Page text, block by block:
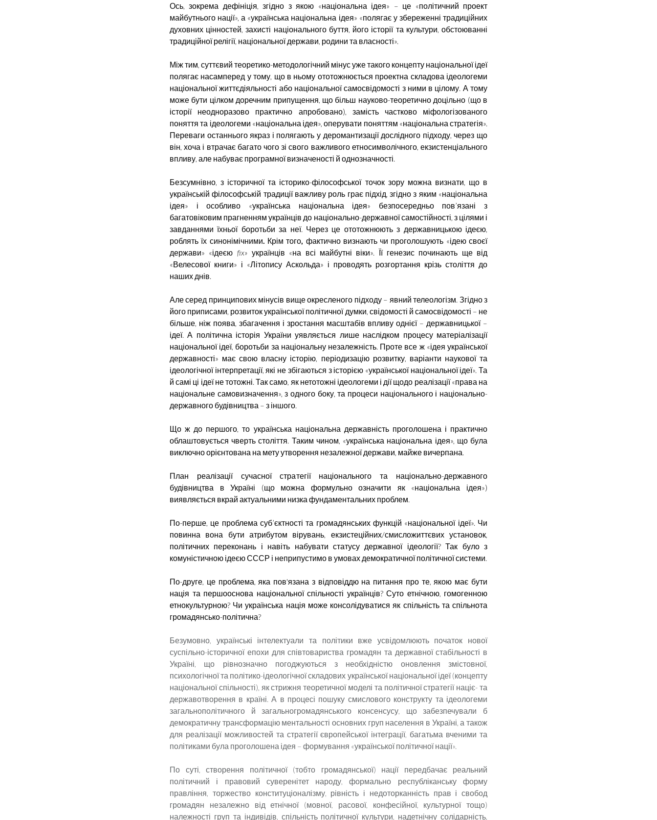
Ось, зокрема дефініція, згідно з якою «національна ідея» – це «політичний проект
майбутнього нації», а «українська національна ідея» «полягає у збереженні традиційних
духовних цінностей, захисті національного буття, його історії та культури, обстоюванні
традиційної релігії, національної держави, родини та власності».
Між тим, суттєвий теоретико-методологічний мінус уже такого концепту національної ідеї
полягає насамперед у тому, що в ньому ототожнюється проектна складова ідеологеми
національної життєдіяльності або національної самосвідомості з ними в цілому. А тому
може бути цілком доречним припущення, що більш науково-теоретично доцільно (що в
історії неодноразово практично апробовано), замість частково міфологізованого
поняття та ідеологеми «національна ідея», оперувати поняттям «національна стратегія».
Переваги останнього якраз і полягають у деромантизації дослідного підходу, через що
він, хоча і втрачає багато чого зі свого важливого етносимволічного, екзистенціального
впливу, але набуває програмної визначеності й однозначності.
Безсумнівно, з історичної та історико-філософської точок зору можна визнати, що в
українській філософській традиції важливу роль грає підхід, згідно з яким «національна
ідея» і особливо «українська національна ідея» безпосередньо пов’язані з
багатовіковим прагненням українців до національно-державної самостійності, з цілями і
завданнями їхньої боротьби за неї. Через це ототожнюють з державницькою ідеєю,
роблять їх синонімічними. Крім того, фактично визнають чи проголошують «ідею своєї
держави» «ідеєю fix» українців «на всі майбутні віки». Її генезис починають ще від
«Велесової книги» і «Літопису Аскольда» і проводять розгортання крізь століття до
наших днів.
Але серед принципових мінусів вище окресленого підходу – явний телеологізм. Згідно з
його приписами, розвиток української політичної думки, свідомості й самосвідомості – не
більше, ніж поява, збагачення і зростання масштабів впливу однієї – державницької –
ідеї. А політична історія України уявляється лише наслідком процесу матеріалізації
національної ідеї, боротьби за національну незалежність. Проте все ж «ідея української
державності» має свою власну історію, періодизацію розвитку, варіанти наукової та
ідеологічної інтерпретації, які не збігаються з історією «української національної ідеї». Та
й самі ці ідеї не тотожні. Так само, як нетотожні ідеологеми і дії щодо реалізації «права на
національне самовизначення», з одного боку, та процеси національного і національно-
державного будівництва – з іншого.
Що ж до першого, то українська національна державність проголошена і практично
облаштовується чверть століття. Таким чином, «українська національна ідея», що була
виключно орієнтована на мету утворення незалежної держави, майже вичерпана.
План реалізації сучасної стратегії національного та національно-державного
будівництва в Україні (що можна
формульно означити як «національна ідея»)
виявляється вкрай актуальними низка фундаментальних проблем.
По-перше, це проблема суб’єктності та громадянських функцій «національної ідеї». Чи
повинна вона бути атрибутом вірувань, екзистеційних/смисложиттєвих установок,
політичних переконань і навіть набувати статусу державної ідеології? Так було з
комуністичною ідеєю СССР і неприпустимо в умовах демократичної політичної системи.
По-друге, це проблема, яка пов'язана з відповіддю на питання про те, якою має бути
нація та першооснова національної спільності українців? Суто етнічною, гомогенною
етнокультурною? Чи українська нація може консолідуватися як спільність та спільнота
громадянсько-політична?
Безумовно, українські інтелектуали та політики вже усвідомлюють початок нової
суспільно-історичної епохи для співтовариства громадян та державної стабільності в
Україні, що рівнозначно погоджуються з необхідністю оновлення змістовної,
психологічної та політико-ідеологічної складових української національної ідеї (концепту
національної спільності), як стрижня теоретичної моделі та політичної стратегії націє- та
державотворення в країні. А в процесі пошуку смислового конструкту та ідеологеми
загальнополітичного й загальногромадянського консенсусу, що забезпечували б
демократичну трансформацію ментальності основних груп населення в Україні, а також
для реалізації можливостей та стратегії європейської інтеграції, багатьма вченими та
політиками була проголошена ідея – формування «української політичної нації».
По суті, створення політичної (тобто громадянської) нації передбачає реальний
політичний і правовий суверенітет народу, формально республіканську форму
правління, торжество конституціоналізму, рівність і недоторканність прав і свобод
громадян незалежно від етнічної (мовної, расової, конфесійної, культурної тощо)
належності груп та індивідів, спільність політичної культури, надетнічну солідарність,